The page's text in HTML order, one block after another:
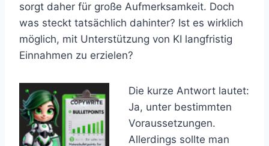
sorgt daher für große Aufmerksamkeit. Doch
was steckt tatsächlich dahinter? Ist es wirklich
möglich, mit Unterstützung von KI langfristig
Einnahmen zu erzielen?
Die kurze Antwort lautet:
Ja, unter bestimmten
Voraussetzungen.
Allerdings sollte man